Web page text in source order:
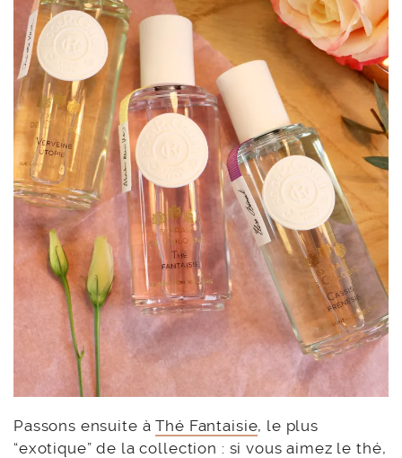
Passons ensuite àThé Fantaisie, le plus
“exotique” de la collection : si vous aimez le thé,